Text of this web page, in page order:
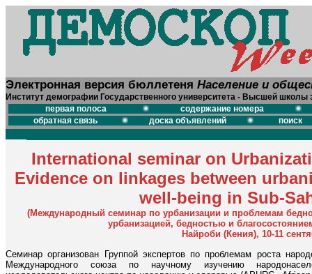
Электронная версия бюллетеня Население и
Институт демографии Государственного университета - Высшей школы
первая полоса
содержание номера
обратная связь
доска объявлений поиск
International seminar on
Evidence on linkages between
well-being in Sub-
(Международный семинар по урбанизации и проблемам
урбанизацией, бедностью и
Найроби (Кения), 10-11
Семинар организован Группой экспертов по проблемам роста
Международного союза по научному изучению